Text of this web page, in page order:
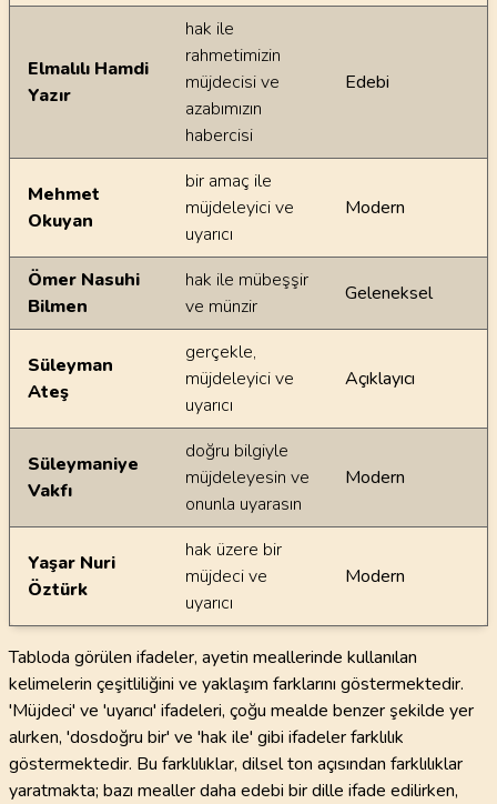
Elmalılı Hamdi
Yazır
hak ile
rahmetimizin
müjdecisi ve
azabımızın
habercisi
Edebi
Mehmet
Okuyan
bir amaç ile
müjdeleyici ve
uyarıcı
Modern
Ömer Nasuhi
Bilmen
hak ile mübeşşir
ve münzir
Geleneksel
Süleyman
Ateş
gerçekle,
müjdeleyici ve
uyarıcı
Açıklayıcı
Süleymaniye
Vakfı
doğru bilgiyle
müjdeleyesin ve
onunla uyarasın
Modern
Yaşar Nuri
Öztürk
hak üzere bir
müjdeci ve
uyarıcı
Modern
Tabloda görülen ifadeler, ayetin meallerinde kullanılan
kelimelerin çeşitliliğini ve yaklaşım farklarını göstermektedir.
'Müjdeci' ve 'uyarıcı' ifadeleri, çoğu mealde benzer şekilde yer
alırken, 'dosdoğru bir' ve 'hak ile' gibi ifadeler farklılık
göstermektedir. Bu farklılıklar, dilsel ton açısından farklılıklar
yaratmakta; bazı mealler daha edebi bir dille ifade edilirken,